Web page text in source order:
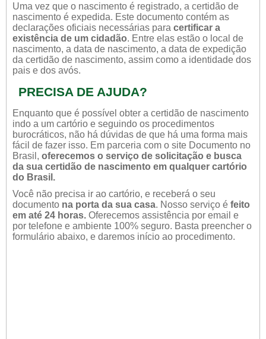
Uma vez que o nascimento é registrado, a certidão de
nascimento é expedida. Este documento contém as
declarações oficiais necessárias para certificar a
existência de um cidadão. Entre elas estão o local de
nascimento, a data de nascimento, a data de expedição
da certidão de nascimento, assim como a identidade dos
pais e dos avós.
PRECISA DE AJUDA?
Enquanto que é possível obter a certidão de nascimento
indo a um cartório e seguindo os procedimentos
burocráticos, não há dúvidas de que há uma forma mais
fácil de fazer isso. Em parceria com o site Documento no
Brasil, oferecemos o serviço de solicitação e busca
da sua certidão de nascimento em qualquer cartório
do Brasil.
Você não precisa ir ao cartório, e receberá o seu
documento na porta da sua casa. Nosso serviço é feito
em até 24 horas. Oferecemos assistência por email e
por telefone e ambiente 100% seguro. Basta preencher o
formulário abaixo, e daremos início ao procedimento.